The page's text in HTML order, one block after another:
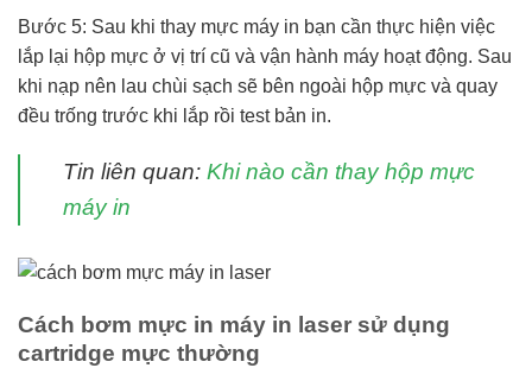
Bước 5: Sau khi thay mực máy in bạn cần thực hiện việc
lắp lại hộp mực ở vị trí cũ và vận hành máy hoạt động. Sau
khi nạp nên lau chùi sạch sẽ bên ngoài hộp mực và quay
đều trống trước khi lắp rồi test bản in.
Tin liên quan: Khi nào cần thay hộp mực
máy in
Cách bơm mực in máy in laser sử dụng
cartridge mực thường